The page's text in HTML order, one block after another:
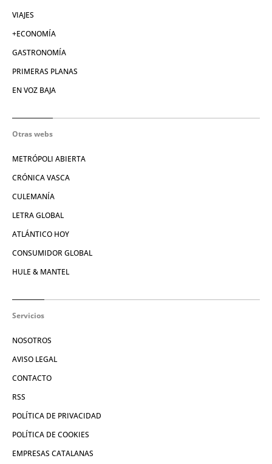
VIAJES
+ECONOMÍA
GASTRONOMÍA
PRIMERAS PLANAS
EN VOZ BAJA
Otras webs
METRÓPOLI ABIERTA
CRÓNICA VASCA
CULEMANÍA
LETRA GLOBAL
ATLÁNTICO HOY
CONSUMIDOR GLOBAL
HULE & MANTEL
Servicios
NOSOTROS
AVISO LEGAL
CONTACTO
RSS
POLÍTICA DE PRIVACIDAD
POLÍTICA DE COOKIES
EMPRESAS CATALANAS